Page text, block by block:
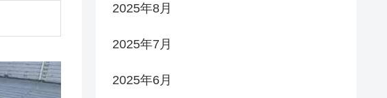
2025年8月
2025年7月
2025年6月